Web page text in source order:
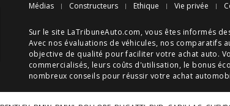
Médias
Constructeurs Ethique Vie privée
Sur le site LaTribuneAuto.com, vous êtes informés
Avec nos évaluations de véhicules, nos comparatifs
objective de qualité pour faciliter votre achat auto.
commercialisés, leurs coûts d'utilisation, le bonus
nombreux conseils pour réussir votre achat